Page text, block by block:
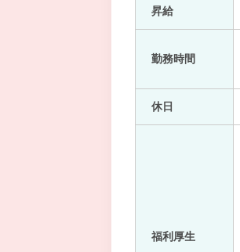
昇給
勤務時間
休日
福利厚生